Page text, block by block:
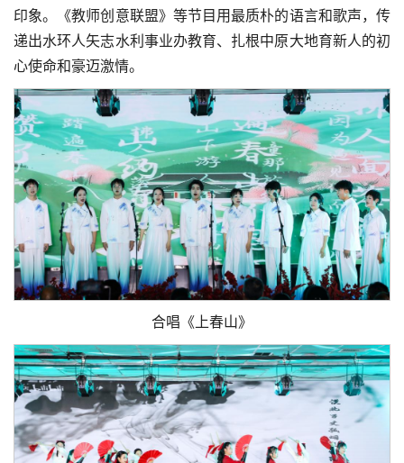
印象。《教师创意联盟》等节目用最质朴的语言和歌声，传
递出水环人矢志水利事业办教育、扎根中原大地育新人的初
心使命和豪迈激情。
合唱《上春山》